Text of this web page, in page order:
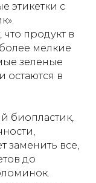
этикетки с
что продукт в
мелкие
зеленые
остаются в
биопластик,
заменить все,
до